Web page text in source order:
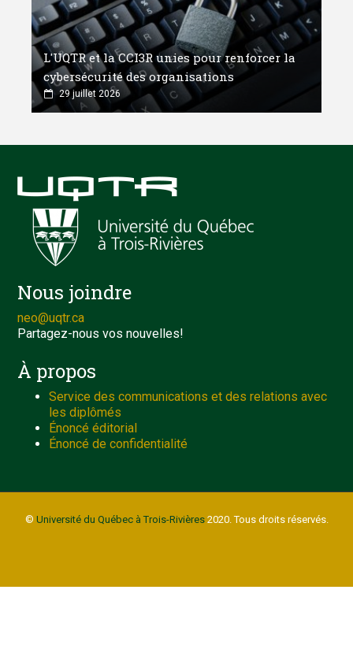
L'UQTR et la CCI3R unies pour renforcer la
cybersécurité des organisations
29 juillet 2026
Nous joindre
neo@uqtr.ca
Partagez-nous vos nouvelles!
À propos
Service des communications et des relations avec
les diplômés
Énoncé éditorial
Énoncé de confidentialité
© Université du Québec à Trois-Rivières2020. Tous droits réservés.